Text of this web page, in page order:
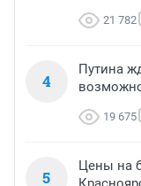
21 782
4
Путина
19 675
5
Цены на